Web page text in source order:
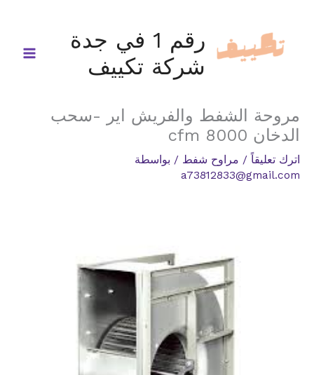
المحتوى
رقم 1 في جدة
شركة تكييف
مروحة الشفط والفريش اير -سحب
الدخان 8000 cfm
اترك تعليقاً / مراوح شفط / بواسطة
a73812833@gmail.com